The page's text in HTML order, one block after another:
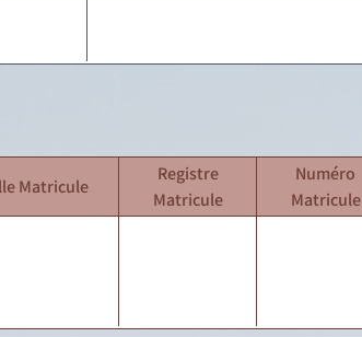
Matricule
Registre
Matricule
Numéro
Matricule